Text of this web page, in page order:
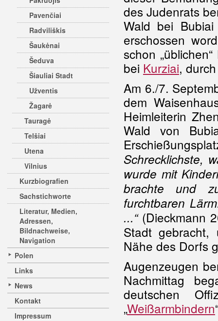
Pavenčiai
Radviliškis
Šaukėnai
Šeduva
Šiauliai Stadt
Užventis
Žagarė
Tauragė
Telšiai
Utena
Vilnius
Kurzbiografien
Sachstichworte
Literatur, Medien,
Adressen,
Bildnachweise,
Navigation
Polen
Links
News
Kontakt
Impressum
des Judenrats
Wald bei
erschossen
schon
bei Kurziai,
Am 6./7.
dem
Heimleiterin
Wald von
Schrecklichste,
wurde mit
brachte und
furchtbaren
...“(Dieckmann
Stadt
Nähe des Dorfs
Augenzeugen
Nachmittag
deutschen
„Weißarmbindern